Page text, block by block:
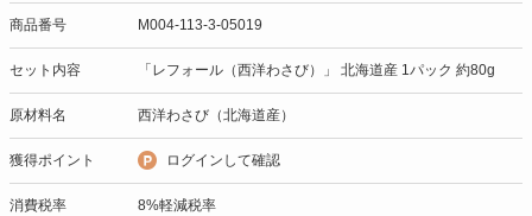
商品番号 M004-113-3-05019
セット内容 「レフォール（西洋わさび）」 北海道産 1パック 約80g
原材料名 西洋わさび（北海道産）
獲得ポイント ログインして確認
消費税率 8%軽減税率